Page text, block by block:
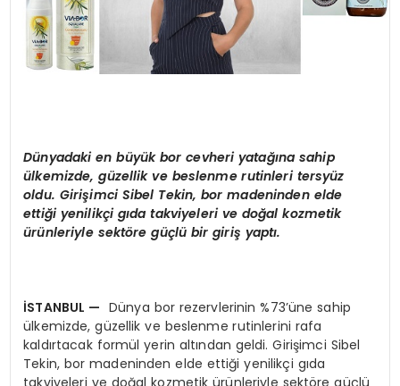
YAŞAM
Dünyadaki en büyük bor cevheri yatağına sahip
ülkemizde, güzellik ve beslenme rutinleri tersyüz
oldu. Girişimci Sibel Tekin, bor madeninden elde
ettiği yenilikçi gıda takviyeleri ve doğal kozmetik
ürünleriyle sektöre güçlü bir giriş yaptı.
İSTANBUL — Dünya bor rezervlerinin %73’üne sahip
ülkemizde, güzellik ve beslenme rutinlerini rafa
kaldırtacak formül yerin altından geldi. Girişimci Sibel
Tekin, bor madeninden elde ettiği yenilikçi gıda
takviyeleri ve doğal kozmetik ürünleriyle sektöre güçlü